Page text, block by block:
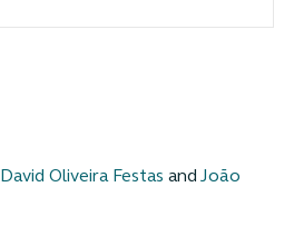
David Oliveira Festas and João